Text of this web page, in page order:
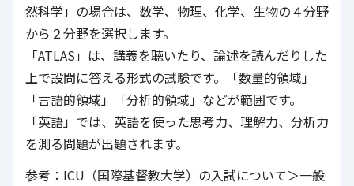
然科学」の場合は、数学、物理、化学、生物の４分野
から２分野を選択します。
「ATLAS」は、講義を聴いたり、論述を読んだりした
上で設問に答える形式の試験です。「数量的領域」
「言語的領域」「分析的領域」などが範囲です。
「英語」では、英語を使った思考力、理解力、分析力
を測る問題が出題されます。
参考： ICU（国際基督教大学）の入試について＞一般